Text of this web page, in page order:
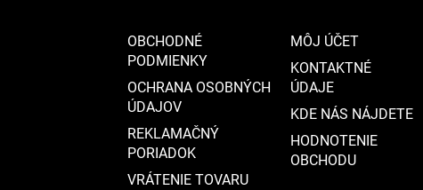
OBCHODNÉ
PODMIENKY
OCHRANA OSOBNÝCH
ÚDAJOV
REKLAMAČNÝ
PORIADOK
VRÁTENIE TOVARU
MÔJ ÚČET
KONTAKTNÉ
ÚDAJE
KDE NÁS NÁJDETE
HODNOTENIE
OBCHODU